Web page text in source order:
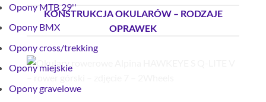
Opony MTB 29''
Opony BMX
Opony cross/trekking
Opony miejskie
Opony gravelowe
KONSTRUKCJA OKULARÓW – RODZAJE
OPRAWEK